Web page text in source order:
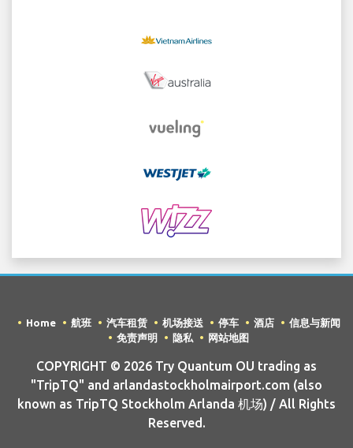
Home 航班 汽车租赁 机场接送 停车 酒店
信息与新闻
免责声明
隐私 网站地图
COPYRIGHT © 2026 Try Quantum OU trading as
"TripTQ" and arlandastockholmairport.com (also
known as TripTQ Stockholm Arlanda 机场) / All Rights
Reserved.